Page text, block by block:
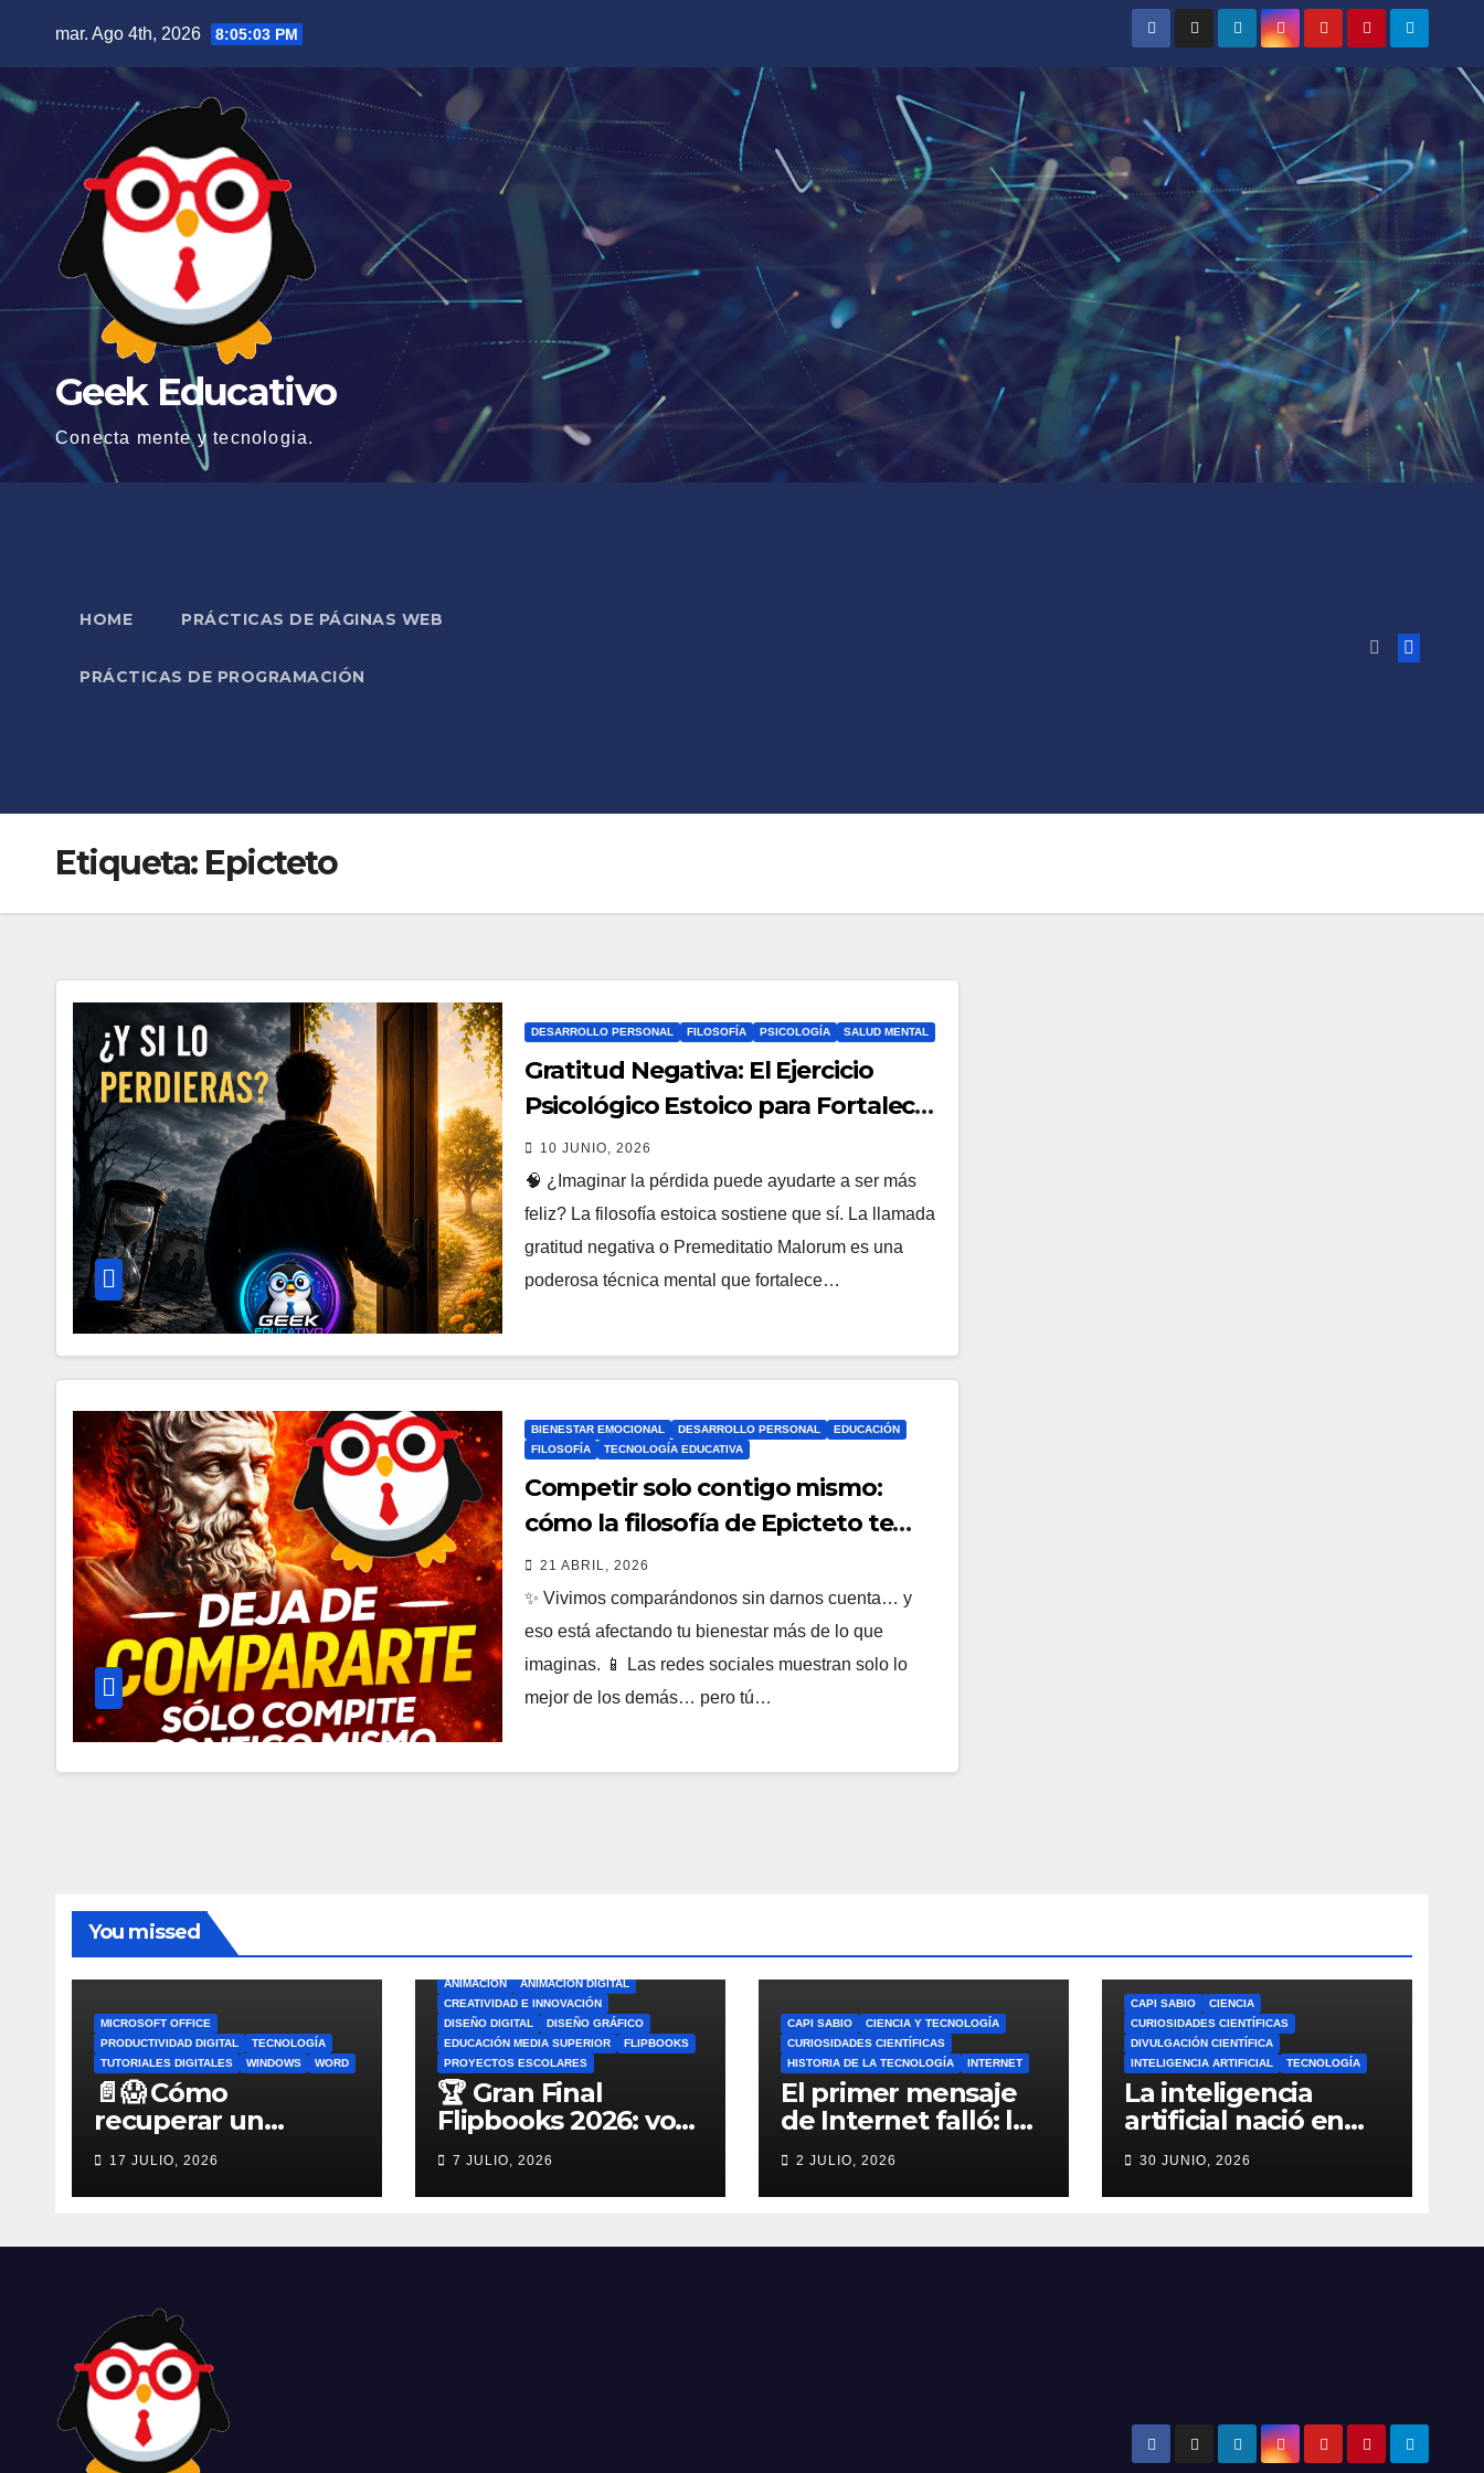
contenido
mar. Ago 4th, 2026 8:05:03 PM
Geek Educativo
Conecta mente y tecnologia.
HOME PRÁCTICAS DE PÁGINAS WEB
PRÁCTICAS DE PROGRAMACIÓN
Etiqueta: Epicteto
DESARROLLO PERSONAL FILOSOFÍA PSICOLOGÍA SALUD MENTAL
Gratitud Negativa: El Ejercicio
Psicológico Estoico para Fortalecer
la Resiliencia y Vencer el Miedo a la
Pérdida
10 JUNIO, 2026
🧠 ¿Imaginar la pérdida puede ayudarte a ser más
feliz? La filosofía estoica sostiene que sí. La llamada
gratitud negativa o Premeditatio Malorum es una
poderosa técnica mental que fortalece…
BIENESTAR EMOCIONAL DESARROLLO PERSONAL
EDUCACIÓN
FILOSOFÍA
TECNOLOGÍA EDUCATIVA
Competir solo contigo mismo:
cómo la filosofía de Epicteto te
ayuda a dejar de compararte con
los demás en la era digital
21 ABRIL, 2026
✨ Vivimos comparándonos sin darnos cuenta… y
eso está afectando tu bienestar más de lo que
imaginas. 📱 Las redes sociales muestran solo lo
mejor de los demás… pero tú…
You missed
MICROSOFT OFFICE
PRODUCTIVIDAD DIGITAL
TECNOLOGÍA
TUTORIALES DIGITALES
WINDOWS WORD
📄😱 Cómo
recuperar un
archivo de Word no
guardado antes de
entrar en pánico
17 JULIO, 2026
ANIMACIÓN
ANIMACIÓN DIGITAL
CREATIVIDAD E INNOVACIÓN
DISEÑO DIGITAL
DISEÑO GRÁFICO
EDUCACIÓN MEDIA SUPERIOR
FLIPBOOKS
PROYECTOS ESCOLARES
🏆 Gran Final
Flipbooks 2026: vota
por el Mejor
Flipbook del Ciclo
Escolar 🎨
7 JULIO, 2026
CAPI SABIO
CIENCIA Y TECNOLOGÍA
CURIOSIDADES CIENTÍFICAS
HISTORIA DE LA TECNOLOGÍA
INTERNET
El primer mensaje
de Internet falló: la
increíble historia de
ARPANET que
cambió el mundo
2 JULIO, 2026
CAPI SABIO
CIENCIA
CURIOSIDADES CIENTÍFICAS
DIVULGACIÓN CIENTÍFICA
INTELIGENCIA ARTIFICIAL
TECNOLOGÍA
La inteligencia
artificial nació en
1956: el verdadero
origen de la IA que
cambió el mundo
30 JUNIO, 2026